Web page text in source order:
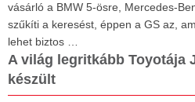
vásárló a BMW 5-ösre, Mercedes-
szűkíti a keresést, éppen a GS az,
lehet biztos …
A világ legritkább Toyotája
készült